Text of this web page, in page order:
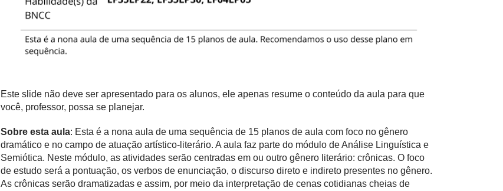
Este slide não deve ser apresentado para os alunos, ele apenas resume o conteúdo da aula para que
você, professor, possa se planejar.
Sobre esta aula: Esta é a nona aula de uma sequência de 15 planos de aula com foco no gênero
dramático e no campo de atuação artístico-literário. A aula faz parte do módulo de Análise Linguística e
Semiótica. Neste módulo, as atividades serão centradas em ou outro gênero literário: crônicas. O foco
de estudo será a pontuação, os verbos de enunciação, o discurso direto e indireto presentes no gênero.
As crônicas serão dramatizadas e assim, por meio da interpretação de cenas cotidianas cheias de